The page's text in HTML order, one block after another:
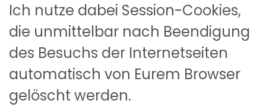
Ich nutze dabei Session-Cookies,
die unmittelbar nach Beendigung
des Besuchs der Internetseiten
automatisch von Eurem Browser
gelöscht werden.